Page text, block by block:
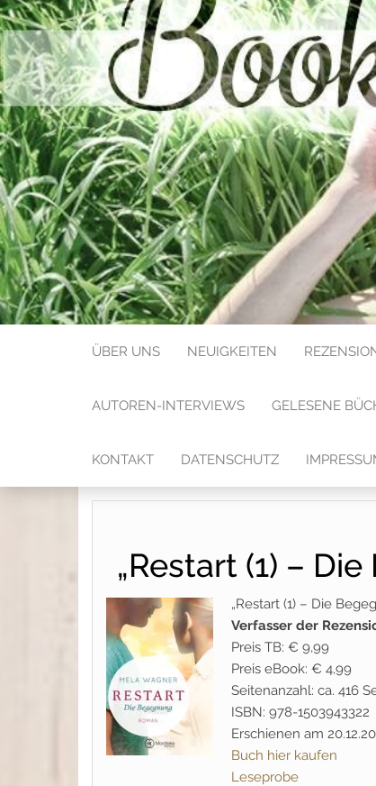
BOOKS
ÜBER UNS NEUIGKEITEN
AUTOREN-INTERVIEWS GELESENE
KONTAKT DATENSCHUTZ
„Restart (1) –
„Restart (1) – Die
Verfasser der
Preis TB: € 9,99
Preis eBook: € 4,99
Seitenanzahl: ca. 416
ISBN: 978-1503943322
Erschienen am
Buch hier kaufen
Leseprobe